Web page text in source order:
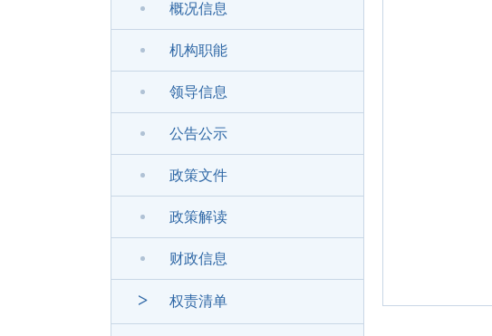
概况信息
机构职能
领导信息
公告公示
政策文件
政策解读
财政信息
> 权责清单